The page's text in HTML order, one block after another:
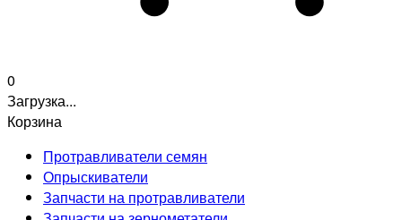
0
Загрузка...
Корзина
Протравливатели семян
Опрыскиватели
Запчасти на протравливатели